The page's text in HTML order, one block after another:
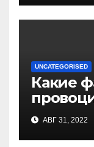
UNCATEGORISED
Какие
АВГ 31, 2022